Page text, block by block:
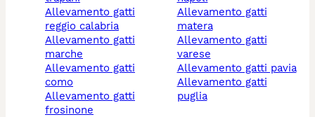
allevamento gatti
reggio calabria
allevamento gatti
marche
allevamento gatti
como
allevamento gatti
frosinone
allevamento gatti
matera
allevamento gatti
varese
allevamento gatti pavia
allevamento gatti
puglia